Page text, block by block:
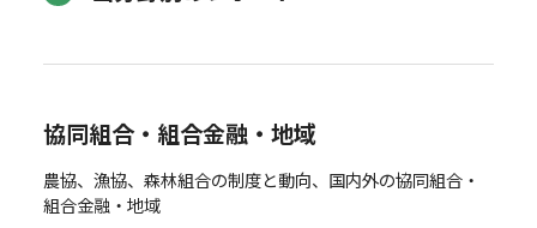
協同組合・組合金融・地域
農協、漁協、森林組合の制度と動向、国内外の協同組合・
組合金融・地域